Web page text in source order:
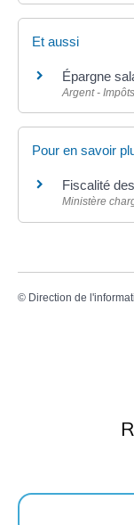
Et aussi
Épargne
Argent -
Pour en savoir
Fiscalité
Ministère
© Direction de